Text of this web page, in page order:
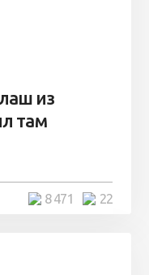
из
там
22
8 471